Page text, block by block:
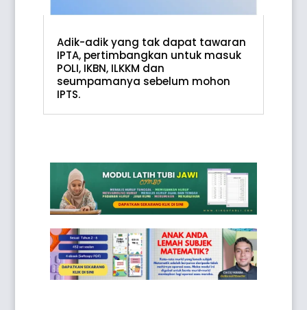
Adik-adik yang tak dapat tawaran
IPTA, pertimbangkan untuk masuk
POLI, IKBN, ILKKM dan
seumpamanya sebelum mohon
IPTS.